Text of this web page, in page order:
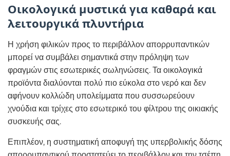
Οικολογικά μυστικά για καθαρά και
λειτουργικά πλυντήρια
Η χρήση φιλικών προς το περιβάλλον απορρυπαντικών
μπορεί να συμβάλει σημαντικά στην πρόληψη των
φραγμών στις εσωτερικές σωληνώσεις. Τα οικολογικά
προϊόντα διαλύονται πολύ πιο εύκολα στο νερό και δεν
αφήνουν κολλώδη υπολείμματα που συσσωρεύουν
χνούδια και τρίχες στο εσωτερικό του φίλτρου της οικιακής
συσκευής σας.
Επιπλέον, η συστηματική αποφυγή της υπερβολικής δόσης